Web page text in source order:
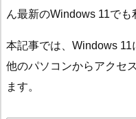
ん最新のWindows 11でも
本記事では、Windows 11
他のパソコンからアクセ
ます。